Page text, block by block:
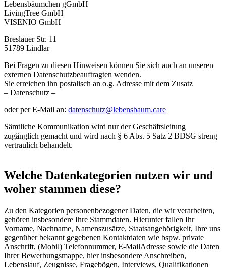
Lebensbäumchen gGmbH
LivingTree GmbH
VISENIO GmbH
Breslauer Str. 11
51789 Lindlar
Bei Fragen zu diesen Hinweisen können Sie sich auch an unseren
externen Datenschutzbeauftragten wenden.
Sie erreichen ihn postalisch an o.g. Adresse mit dem Zusatz
– Datenschutz –
oder per E-Mail an: datenschutz@lebensbaum.care
Sämtliche Kommunikation wird nur der Geschäftsleitung
zugänglich gemacht und wird nach § 6 Abs. 5 Satz 2 BDSG streng
vertraulich behandelt.
Welche Datenkategorien nutzen wir und
woher stammen diese?
Zu den Kategorien personenbezogener Daten, die wir verarbeiten,
gehören insbesondere Ihre Stammdaten. Hierunter fallen Ihr
Vorname, Nachname, Namenszusätze, Staatsangehörigkeit, Ihre uns
gegenüber bekannt gegebenen Kontaktdaten wie bspw. private
Anschrift, (Mobil) Telefonnummer, E-MailAdresse sowie die Daten
Ihrer Bewerbungsmappe, hier insbesondere Anschreiben,
Lebenslauf, Zeugnisse, Fragebögen, Interviews, Qualifikationen